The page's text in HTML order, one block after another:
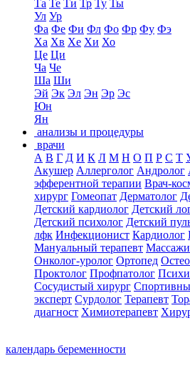
Та Те Ти Тр Ту Ты
Ул Ур
Фа Фе Фи Фл Фо Фр Фу Фэ
Ха Хв Хе Хи Хо
Це Ци
Ча Че
Ша Ши
Эй Эк Эл Эн Эр Эс
Юн
Ян
анализы и процедуры
врачи
А В Г Д И К Л М Н О П Р С Т
Акушер Аллерголог Андролог
эфферентной терапии Врач-
хирург Гомеопат Дерматолог
Детский кардиолог Детский
Детский психолог Детский
лфк Инфекционист Кардиолог
Мануальный терапевт
Онколог-уролог Ортопед
Проктолог Профпатолог
Сосудистый хирург
эксперт Сурдолог Терапевт
диагност Химиотерапевт
календарь беременности